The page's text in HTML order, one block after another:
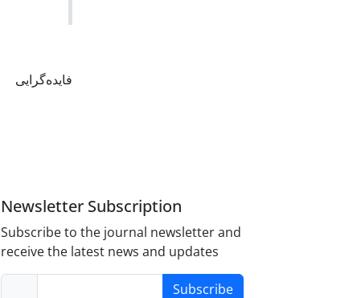
فایده‌گرایی
Newsletter Subscription
Subscribe to the journal newsletter and
receive the latest news and updates
Subscribe